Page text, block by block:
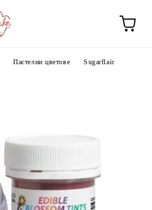
Пастелни цветове Sugarflair